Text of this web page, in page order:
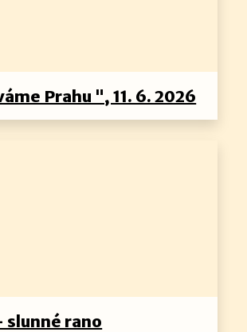
Prahu ", 11. 6. 2026
slunné rano